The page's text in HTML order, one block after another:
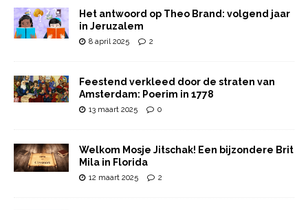
Het antwoord op Theo Brand: volgend jaar
in Jeruzalem
8 april 2025 2
Feestend verkleed door de straten van
Amsterdam: Poerim in 1778
13 maart 2025 0
Welkom Mosje Jitschak! Een bijzondere Brit
Mila in Florida
12 maart 2025 2